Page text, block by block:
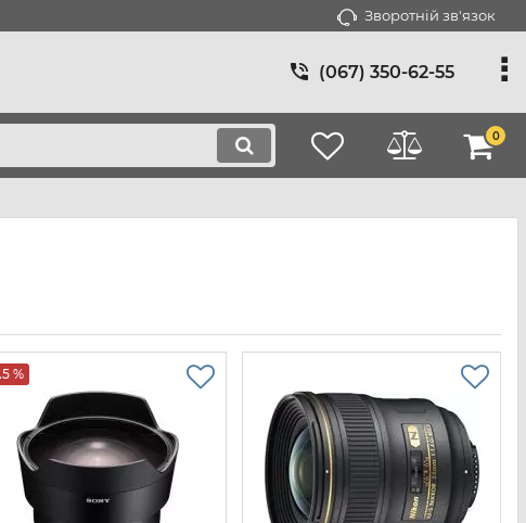
Зворотній зв'язок
(067) 350-62-55
0
%